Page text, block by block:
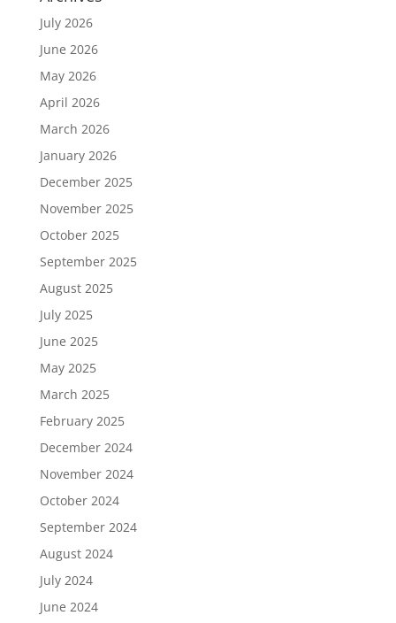
July 2026
June 2026
May 2026
April 2026
March 2026
January 2026
December 2025
November 2025
October 2025
September 2025
August 2025
July 2025
June 2025
May 2025
March 2025
February 2025
December 2024
November 2024
October 2024
September 2024
August 2024
July 2024
June 2024